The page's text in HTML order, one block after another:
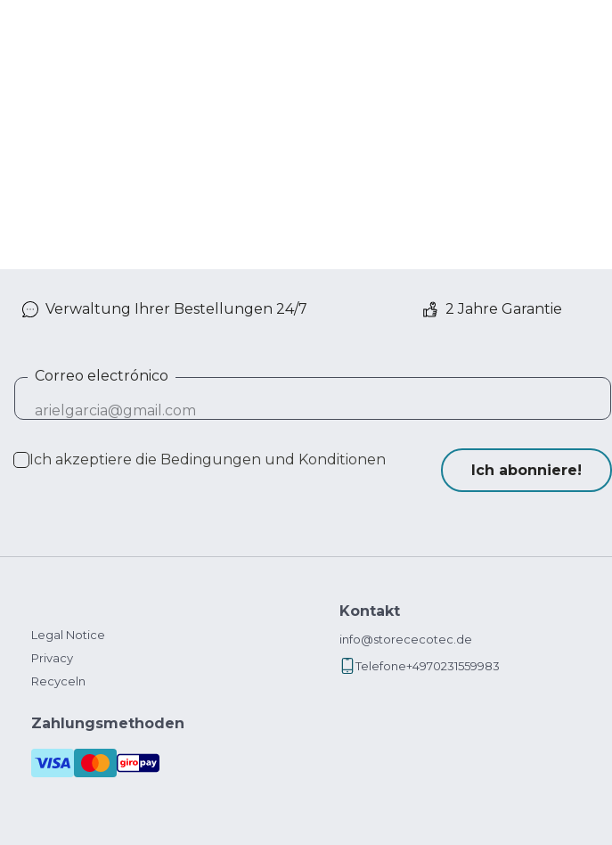
Verwaltung Ihrer Bestellungen 24/7 2 Jahre Garantie
Correo electrónico
Ich akzeptiere die Bedingungen und Konditionen
Ich abonniere!
Legal Notice
Privacy
Recyceln
Zahlungsmethoden
Kontakt
info@storececotec.de
Telefone+4970231559983